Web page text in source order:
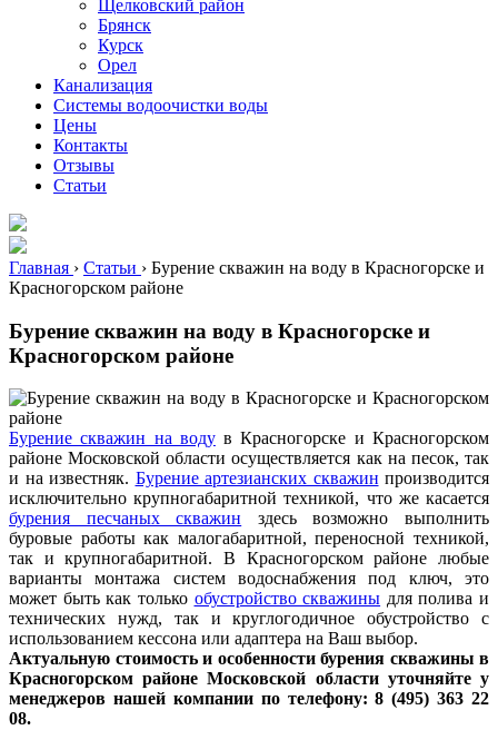
Щелковский район
Брянск
Курск
Орел
Канализация
Системы водоочистки воды
Цены
Контакты
Отзывы
Статьи
Главная › Статьи › Бурение скважин на воду в Красногорске и
Красногорском районе
Бурение скважин на воду в Красногорске и
Красногорском районе
Бурение скважин на водув Красногорске и Красногорском
районе Московской области осуществляется как на песок, так
и на известняк. Бурение артезианских скважин производится
исключительно крупногабаритной техникой, что же касается
бурения песчаных скважин здесь возможно выполнить
буровые работы как малогабаритной, переносной техникой,
так и крупногабаритной. В Красногорском районе любые
варианты монтажа систем водоснабжения под ключ, это
может быть как только обустройство скважины для полива и
технических нужд, так и круглогодичное обустройство с
использованием кессона или адаптера на Ваш выбор.
Актуальную стоимость и особенности бурения скважины в
Красногорском районе Московской области уточняйте у
менеджеров нашей компании по телефону: 8 (495) 363 22
08.